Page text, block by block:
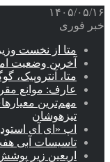
۱۴۰۵/۰۵/۱۶
خبر فوری
متا از نخست
آخرین وضعیت
متا، آنتروپیک،
عارف: موانع
مهم‌ترین
تیزهوشان
اپ «ای آی
تاسیسات آبی
اربعین زیر